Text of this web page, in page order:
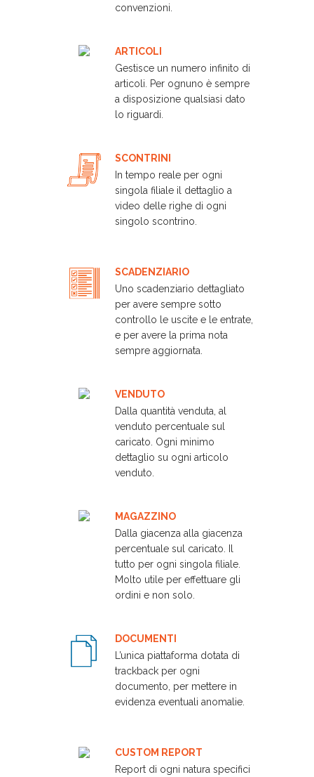
convenzioni.
ARTICOLI
Gestisce un numero infinito di
articoli. Per ognuno è sempre
a disposizione qualsiasi dato
lo riguardi.
SCONTRINI
In tempo reale per ogni
singola filiale il dettaglio a
video delle righe di ogni
singolo scontrino.
SCADENZIARIO
Uno scadenziario dettagliato
per avere sempre sotto
controllo le uscite e le entrate,
e per avere la prima nota
sempre aggiornata.
VENDUTO
Dalla quantità venduta, al
venduto percentuale sul
caricato. Ogni minimo
dettaglio su ogni articolo
venduto.
MAGAZZINO
Dalla giacenza alla giacenza
percentuale sul caricato. Il
tutto per ogni singola filiale.
Molto utile per effettuare gli
ordini e non solo.
DOCUMENTI
L’unica piattaforma dotata di
trackback per ogni
documento, per mettere in
evidenza eventuali anomalie.
CUSTOM REPORT
Report di ogni natura specifici